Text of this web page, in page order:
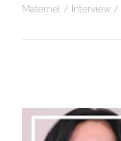
Maternel
Interview